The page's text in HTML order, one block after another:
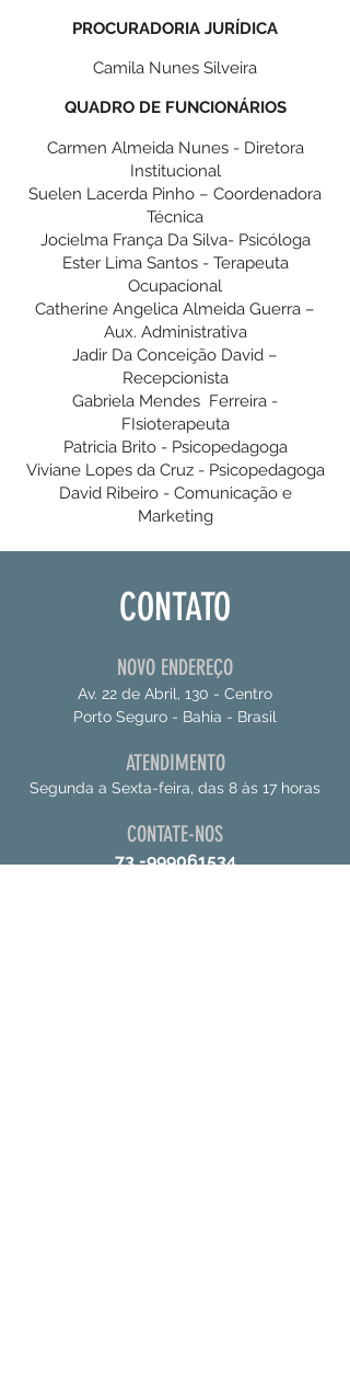
PROCURADORIA JURÍDICA
Camila Nunes Silveira
QUADRO DE FUNCIONÁRIOS
Carmen Almeida Nunes - Diretora
Institucional
Suelen Lacerda Pinho – Coordenadora
Técnica
Jocielma França Da Silva- Psicóloga
Ester Lima Santos - Terapeuta
Ocupacional
Catherine Angelica Almeida Guerra –
Aux. Administrativa
Jadir Da Conceição David –
Recepcionista
Gabriela Mendes Ferreira -
FIsioterapeuta
Patricia Brito - Psicopedagoga
Viviane Lopes da Cruz - Psicopedagoga
David Ribeiro - Comunicação e
Marketing
CONTATO
NOVO ENDEREÇO
Av. 22 de Abril, 130 - Centro
Porto Seguro - Bahia - Brasil
ATENDIMENTO
Segunda a Sexta-feira, das 8 às 17 horas
CONTATE-NOS
73 -999061534